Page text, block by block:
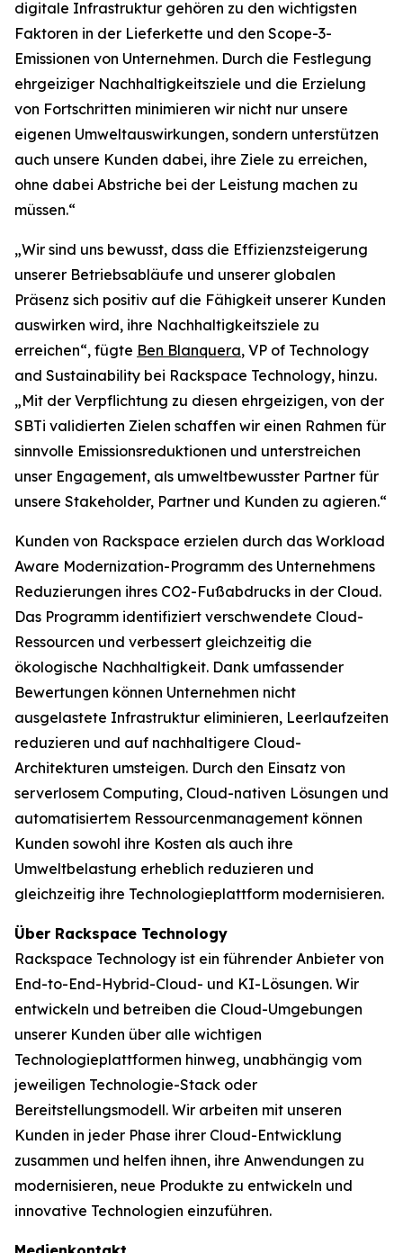
digitale Infrastruktur gehören zu den wichtigsten
Faktoren in der Lieferkette und den Scope-3-
Emissionen von Unternehmen. Durch die Festlegung
ehrgeiziger Nachhaltigkeitsziele und die Erzielung
von Fortschritten minimieren wir nicht nur unsere
eigenen Umweltauswirkungen, sondern unterstützen
auch unsere Kunden dabei, ihre Ziele zu erreichen,
ohne dabei Abstriche bei der Leistung machen zu
müssen.“
„Wir sind uns bewusst, dass die Effizienzsteigerung
unserer Betriebsabläufe und unserer globalen
Präsenz sich positiv auf die Fähigkeit unserer Kunden
auswirken wird, ihre Nachhaltigkeitsziele zu
erreichen“, fügte Ben Blanquera, VP of Technology
and Sustainability bei Rackspace Technology, hinzu.
„Mit der Verpflichtung zu diesen ehrgeizigen, von der
SBTi validierten Zielen schaffen wir einen Rahmen für
sinnvolle Emissionsreduktionen und unterstreichen
unser Engagement, als umweltbewusster Partner für
unsere Stakeholder, Partner und Kunden zu agieren.“
Kunden von Rackspace erzielen durch das Workload
Aware Modernization-Programm des Unternehmens
Reduzierungen ihres CO2-Fußabdrucks in der Cloud.
Das Programm identifiziert verschwendete Cloud-
Ressourcen und verbessert gleichzeitig die
ökologische Nachhaltigkeit. Dank umfassender
Bewertungen können Unternehmen nicht
ausgelastete Infrastruktur eliminieren, Leerlaufzeiten
reduzieren und auf nachhaltigere Cloud-
Architekturen umsteigen. Durch den Einsatz von
serverlosem Computing, Cloud-nativen Lösungen und
automatisiertem Ressourcenmanagement können
Kunden sowohl ihre Kosten als auch ihre
Umweltbelastung erheblich reduzieren und
gleichzeitig ihre Technologieplattform modernisieren.
Über Rackspace Technology
Rackspace Technology ist ein führender Anbieter von
End-to-End-Hybrid-Cloud- und KI-Lösungen. Wir
entwickeln und betreiben die Cloud-Umgebungen
unserer Kunden über alle wichtigen
Technologieplattformen hinweg, unabhängig vom
jeweiligen Technologie-Stack oder
Bereitstellungsmodell. Wir arbeiten mit unseren
Kunden in jeder Phase ihrer Cloud-Entwicklung
zusammen und helfen ihnen, ihre Anwendungen zu
modernisieren, neue Produkte zu entwickeln und
innovative Technologien einzuführen.